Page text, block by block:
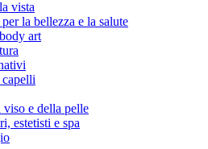
vista
la bellezza e la salute
art
e della pelle
estetisti e spa